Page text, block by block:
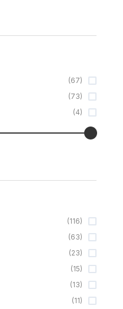
(67)
(73)
(4)
(116)
(63)
(23)
(15)
(13)
(11)